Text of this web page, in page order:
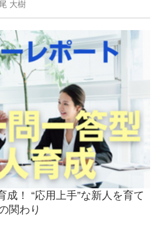
大樹
成！ “応用上手”な新人を育て
関わり